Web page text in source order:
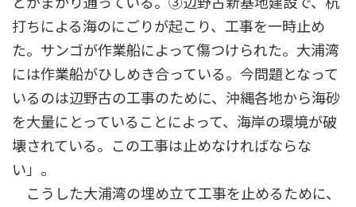
打ちによる海のにごりが起こり、工事を一時止め
た。サンゴが作業船によって傷つけられた。大浦湾
には作業船がひしめき合っている。今問題となって
いるのは辺野古の工事のために、沖縄各地から海砂
を大量にとっていることによって、海岸の環境が破
壊されている。この工事は止めなければならな
い」。
こうした大浦湾の埋め立て工事を止めるために、